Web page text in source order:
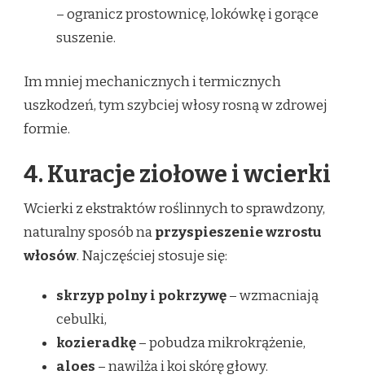
– ogranicz prostownicę, lokówkę i gorące
suszenie.
Im mniej mechanicznych i termicznych
uszkodzeń, tym szybciej włosy rosną w zdrowej
formie.
4. Kuracje ziołowe i wcierki
Wcierki z ekstraktów roślinnych to sprawdzony,
naturalny sposób naprzyspieszenie wzrostu
włosów. Najczęściej stosuje się:
skrzyp polny i pokrzywę– wzmacniają
cebulki,
kozieradkę– pobudza mikrokrążenie,
aloes – nawilża i koi skórę głowy.